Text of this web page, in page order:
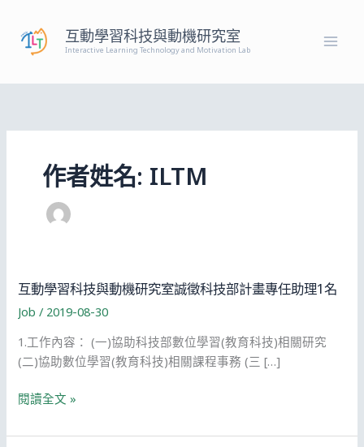
內
互動學習科技與動機研究室
Interactive Learning Technology and Motivation Lab
作者姓名: ILTM
互動學習科技與動機研究室誠徵科技部計畫專任助理1名
Job / 2019-08-30
1.工作內容： (一)協助科技部數位學習(教育科技)相關研究
(二)協助數位學習(教育科技)相關課程事務 (三 […]
互
學
閱讀全文 »